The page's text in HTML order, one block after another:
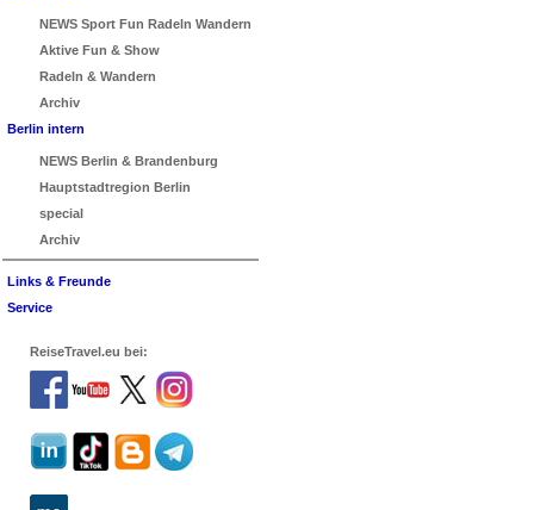
NEWS Sport Fun Radeln Wandern
Aktive Fun & Show
Radeln & Wandern
Archiv
Berlin intern
NEWS Berlin & Brandenburg
Hauptstadtregion Berlin
special
Archiv
Links & Freunde
Service
ReiseTravel.eu bei: